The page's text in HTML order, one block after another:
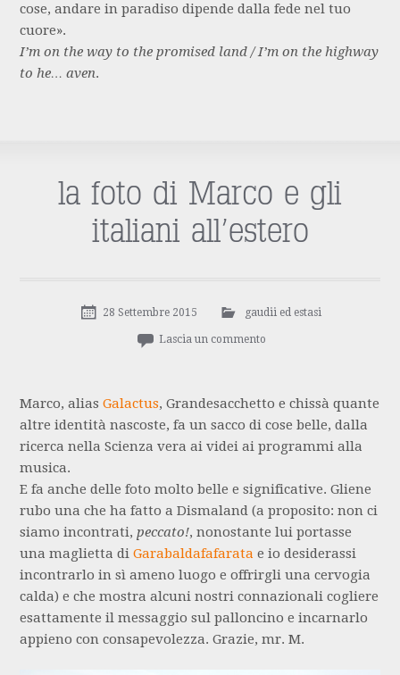
cose, andare in paradiso dipende dalla fede nel tuo
cuore».
I’m on the way to the promised land / I’m on the highway
to he… aven.
la foto di Marco e gli
italiani all’estero
28 Settembre 2015 gaudii ed estasi
Lascia un commento
Marco, aliasGalactus, Grandesacchetto e chissà quante
altre identità nascoste, fa un sacco di cose belle, dalla
ricerca nella Scienza vera ai videi ai programmi alla
musica.
E fa anche delle foto molto belle e significative. Gliene
rubo una che ha fatto a Dismaland (a proposito: non ci
siamo incontrati,peccato!, nonostante lui portasse
una maglietta diGarabaldafafarata e io desiderassi
incontrarlo in sì ameno luogo e offrirgli una cervogia
calda) e che mostra alcuni nostri connazionali cogliere
esattamente il messaggio sul palloncino e incarnarlo
appieno con consapevolezza. Grazie, mr. M.